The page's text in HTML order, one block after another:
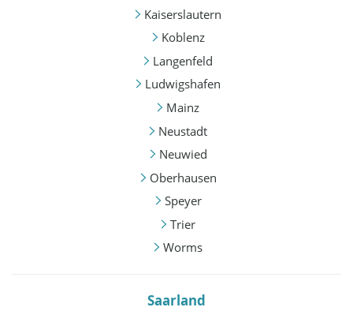
Kaiserslautern
Koblenz
Langenfeld
Ludwigshafen
Mainz
Neustadt
Neuwied
Oberhausen
Speyer
Trier
Worms
Saarland